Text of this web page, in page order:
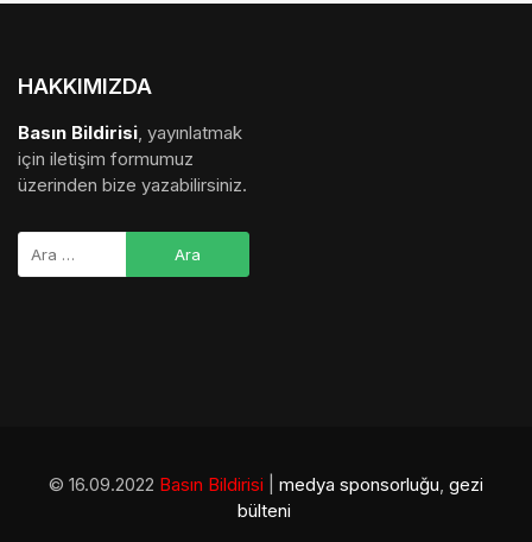
HAKKIMIZDA
Basın Bildirisi, yayınlatmak
için iletişim formumuz
üzerinden bize yazabilirsiniz.
© 16.09.2022 Basın Bildirisi medya sponsorluğu, gezi
bülteni